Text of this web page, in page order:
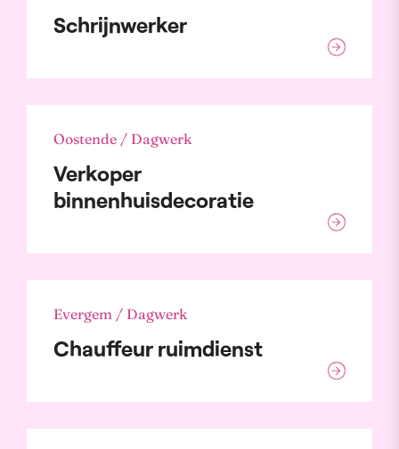
Schrijnwerker
Oostende / Dagwerk
Verkoper
binnenhuisdecoratie
Evergem / Dagwerk
Chauffeur ruimdienst